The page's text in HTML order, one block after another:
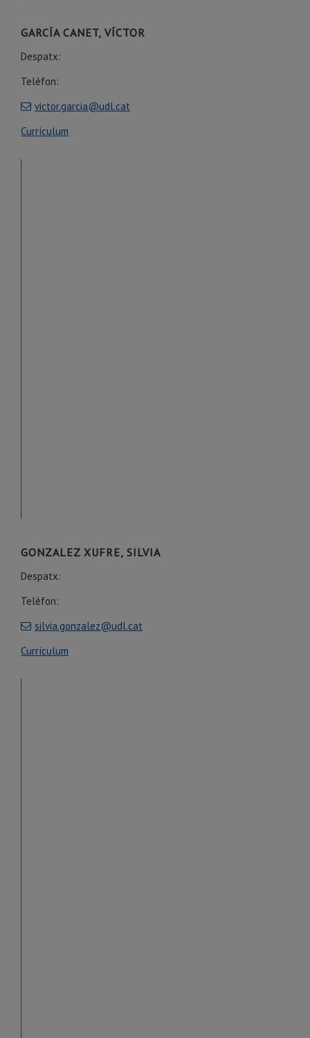
GARCÍA CANET, VÍCTOR
Despatx:
Telèfon:
victor.garcia@udl.cat
Currículum
GONZALEZ XUFRE, SILVIA
Despatx:
Telèfon:
silvia.gonzalez@udl.cat
Currículum